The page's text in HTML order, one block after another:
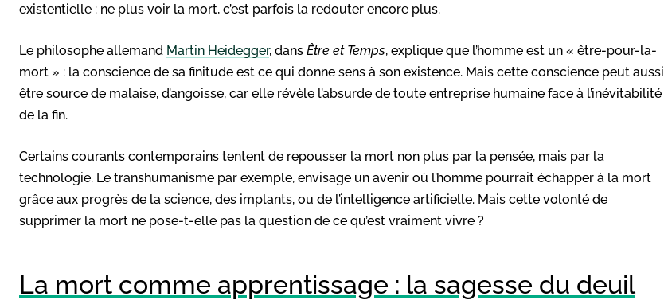
existentielle : ne plus voir la mort, c’est parfois la redouter encore plus.
Le philosophe allemand Martin Heidegger, dans Être et Temps, explique que l’homme est un « être-pour-la-
mort » : la conscience de sa finitude est ce qui donne sens à son existence. Mais cette conscience peut aussi
être source de malaise, d’angoisse, car elle révèle l’absurde de toute entreprise humaine face à l’inévitabilité
de la fin.
Certains courants contemporains tentent de repousser la mort non plus par la pensée, mais par la
technologie. Le transhumanisme par exemple, envisage un avenir où l’homme pourrait échapper à la mort
grâce aux progrès de la science, des implants, ou de l’intelligence artificielle. Mais cette volonté de
supprimer la mort ne pose-t-elle pas la question de ce qu’est vraiment vivre ?
La mort comme apprentissage : la sagesse du deuil